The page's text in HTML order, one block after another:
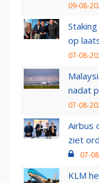
09-08-
op
07-08-
nadat
07-08-
Airbus
ziet
07-
KLM